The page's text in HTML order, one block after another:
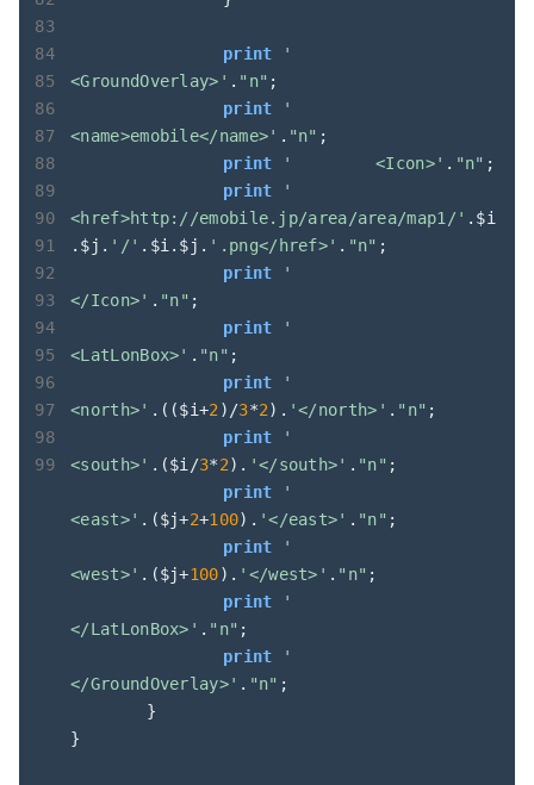
print
'
<GroundOverlay>' . "n" ;
print
'
<name>emobile</name>' . "n" ;
print
'		<Icon>' . "n" ;
print
'
<href>http://emobile.jp/area/area/map1/' .$i
.$j. '/' .$i.$j. '.png</href>' . "n" ;
print
'
</Icon>' . "n" ;
print
'
<LatLonBox>' . "n" ;
print
'
<north>' .(($i+2 )/3*2). '</north>' . "n" ;
print
'
<south>' .($i/3*2). '</south>' . "n" ;
print
'
<east>' .($j+2+100). '</east>' . "n" ;
print
'
<west>' .($j+100). '</west>' . "n" ;
print
'
</LatLonBox>' . "n" ;
print
'
</GroundOverlay>' . "n" ;
}